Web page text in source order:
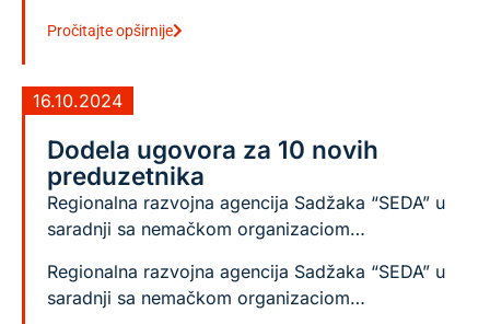
Pročitajte opširnije
16.10.2024
Dodela ugovora za 10 novih
preduzetnika
Regionalna razvojna agencija Sadžaka “SEDA” u
saradnji sa nemačkom organizaciom…
Regionalna razvojna agencija Sadžaka “SEDA” u
saradnji sa nemačkom organizaciom…